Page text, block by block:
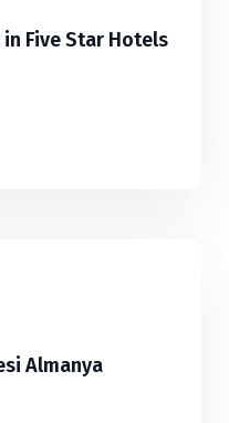
Five Star Hotels
Almanya